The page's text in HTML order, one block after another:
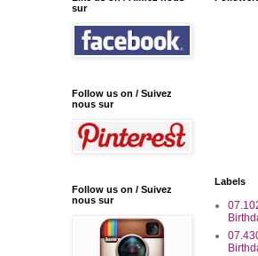
sur
Follow us on / Suivez
nous sur
Follow us on / Suivez
nous sur
Labels